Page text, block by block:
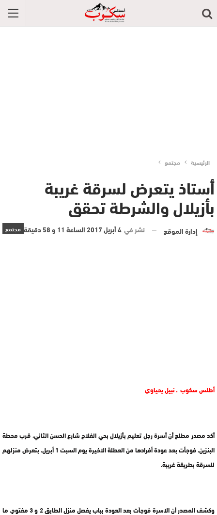
الرئيسية مجتمع
أستاذ يتعرض لسرقة غريبة
بأزيلال والشرطة تحقق
مجتمع إدارة الموقع نشر في4 أبريل 2017 الساعة 11 و 58 دقيقة
أطلس سكوب ـ نبيل يحياوي
أكد مصدر مطلع أن أسرة رجل تعليم بأزيلال بحي الفلاح شارع الحسن الثاني، قرب محطة
البنزين، فوجأت بعد عودة أفرادها من العطلة الاخيرة يوم السبت 1 أبريل، بتعرض منزلهم
للسرقة بطريقة غريبة.
وكشف المصدر أن الاسرة فوجأت بعد العودة بباب يفصل منزل الطابق 2 و 3 مفتوح، ما